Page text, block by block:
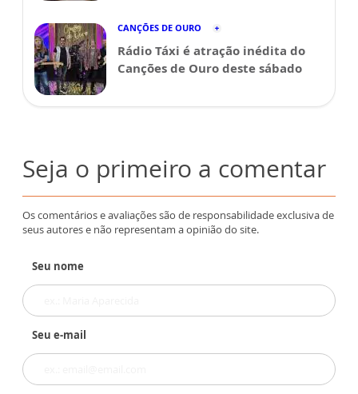
CANÇÕES DE OURO
Rádio Táxi é atração inédita do
Canções de Ouro deste sábado
Seja o primeiro a comentar
Os comentários e avaliações são de responsabilidade exclusiva de
seus autores e não representam a opinião do site.
Seu nome
Seu e-mail